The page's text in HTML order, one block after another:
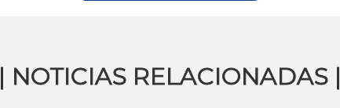
| NOTICIAS RELACIONADAS |